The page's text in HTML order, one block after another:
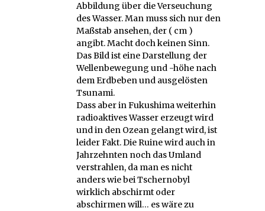
Abbildung über die Verseuchung
des Wasser. Man muss sich nur den
Maßstab ansehen, der ( cm )
angibt. Macht doch keinen Sinn.
Das Bild ist eine Darstellung der
Wellenbewegung und -höhe nach
dem Erdbeben und ausgelösten
Tsunami.
Dass aber in Fukushima weiterhin
radioaktives Wasser erzeugt wird
und in den Ozean gelangt wird, ist
leider Fakt. Die Ruine wird auch in
Jahrzehnten noch das Umland
verstrahlen, da man es nicht
anders wie bei Tschernobyl
wirklich abschirmt oder
abschirmen will… es wäre zu